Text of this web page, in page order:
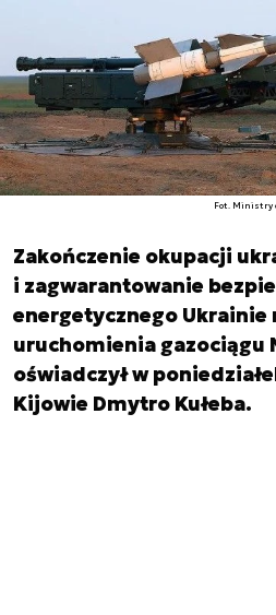
Fot. Ministry
Zakończenie okupacji
i zagwarantowanie
energetycznego Ukrainie
uruchomienia gazociągu
oświadczył w
Kijowie Dmytro Kułeba.